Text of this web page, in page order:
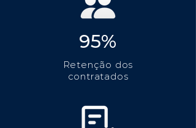
95%
Retenção dos
contratados